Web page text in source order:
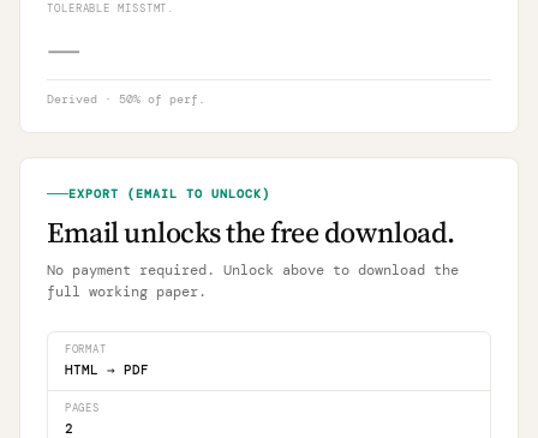
TOLERABLE MISSTMT.
—
Derived · 50% of perf.
EXPORT (EMAIL TO UNLOCK)
Email unlocks the free download.
No payment required. Unlock above to download the
full working paper.
FORMAT
HTML → PDF
PAGES
2